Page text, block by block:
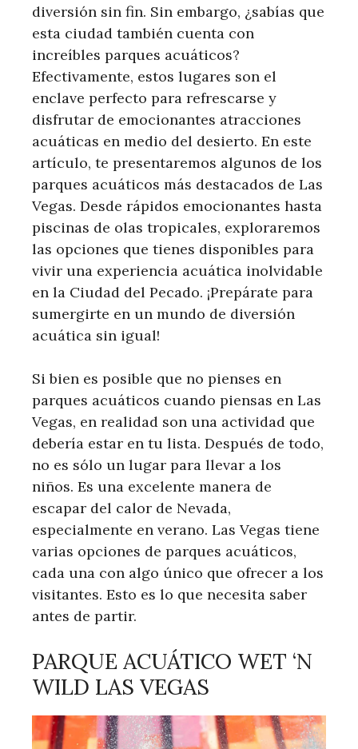
diversión sin fin. Sin embargo, ¿sabías que
esta ciudad también cuenta con
increíbles parques acuáticos?
Efectivamente, estos lugares son el
enclave perfecto para refrescarse y
disfrutar de emocionantes atracciones
acuáticas en medio del desierto. En este
artículo, te presentaremos algunos de los
parques acuáticos más destacados de Las
Vegas. Desde rápidos emocionantes hasta
piscinas de olas tropicales, exploraremos
las opciones que tienes disponibles para
vivir una experiencia acuática inolvidable
en la Ciudad del Pecado. ¡Prepárate para
sumergirte en un mundo de diversión
acuática sin igual!
Si bien es posible que no pienses en
parques acuáticos cuando piensas en Las
Vegas, en realidad son una actividad que
debería estar en tu lista. Después de todo,
no es sólo un lugar para llevar a los
niños. Es una excelente manera de
escapar del calor de Nevada,
especialmente en verano. Las Vegas tiene
varias opciones de parques acuáticos,
cada una con algo único que ofrecer a los
visitantes. Esto es lo que necesita saber
antes de partir.
PARQUE ACUÁTICO WET ‘N
WILD LAS VEGAS